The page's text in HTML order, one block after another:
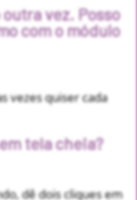
vez. Posso
com o módulo
vezes quiser cada
tela cheia?
dê dois cliques em